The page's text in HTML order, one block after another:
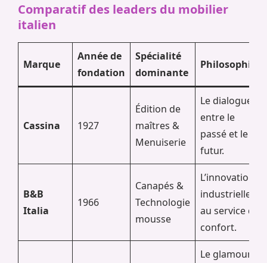
Comparatif des leaders du mobilier
italien
Marque
Année de
fondation
Spécialité
dominante
Philosophie
Cassina 1927
Édition de
maîtres &
Menuiserie
Le dialogue
entre le
passé et le
futur.
B&B
Italia
1966
Canapés &
Technologie
mousse
L’innovation
industrielle
au service du
confort.
Le glamour